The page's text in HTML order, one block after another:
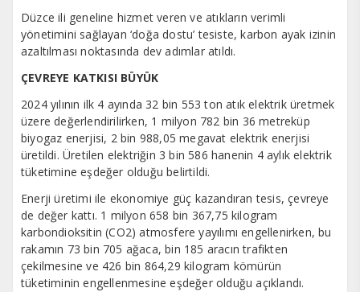
Düzce ili geneline hizmet veren ve atıkların verimli
yönetimini sağlayan ‘doğa dostu’ tesiste, karbon ayak izinin
azaltılması noktasında dev adımlar atıldı.
ÇEVREYE KATKISI BÜYÜK
2024 yılının ilk 4 ayında 32 bin 553 ton atık elektrik üretmek
üzere değerlendirilirken, 1 milyon 782 bin 36 metreküp
biyogaz enerjisi, 2 bin 988,05 megavat elektrik enerjisi
üretildi. Üretilen elektriğin 3 bin 586 hanenin 4 aylık elektrik
tüketimine eşdeğer olduğu belirtildi.
Enerji üretimi ile ekonomiye güç kazandıran tesis, çevreye
de değer kattı. 1 milyon 658 bin 367,75 kilogram
karbondioksitin (CO2) atmosfere yayılımı engellenirken, bu
rakamın 73 bin 705 ağaca, bin 185 aracın trafikten
çekilmesine ve 426 bin 864,29 kilogram kömürün
tüketiminin engellenmesine eşdeğer olduğu açıklandı.